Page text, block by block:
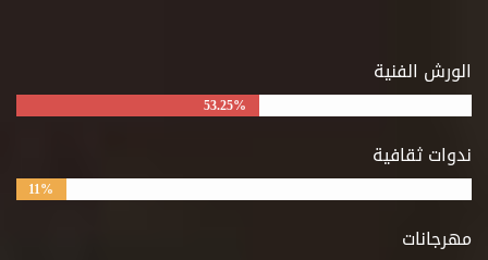
الورش الفنية
53.25%
ندوات ثقافية
11%
مهرجانات